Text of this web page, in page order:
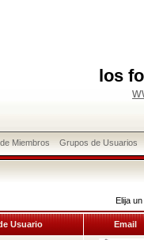
los
Miembros Grupos de Usuarios
Elija
Usuario Email